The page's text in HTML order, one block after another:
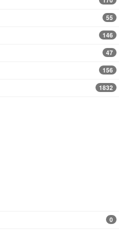
55
146
47
156
1832
0